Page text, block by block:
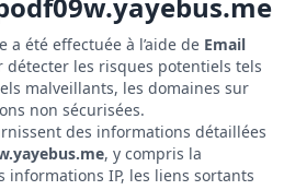
a été effectuée à l’aide de Email
détecter les risques potentiels tels
malveillants, les domaines sur
non sécurisées.
des informations détaillées
, y compris la
informations IP, les liens sortants